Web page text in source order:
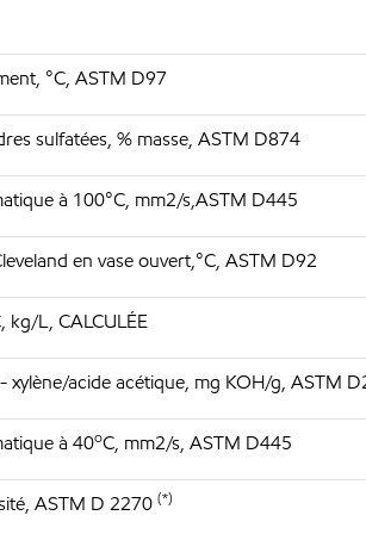
°C, ASTM D97
sulfatées, % masse, ASTM D874
à 100°C, mm2/s,ASTM D445
en vase ouvert,°C, ASTM D92
kg/L, CALCULÉE
xylène/acide acétique, mg KOH/g, ASTM
à 40oC, mm2/s, ASTM D445
ASTM D 2270 (*)